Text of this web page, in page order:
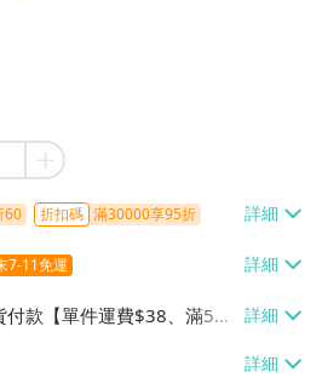
60 折扣碼 滿30000享95折
7-11免運
付款【單件運費$38、滿5件
免運費】、7-ELEVEN取貨
】、萊爾富取貨付款【單件